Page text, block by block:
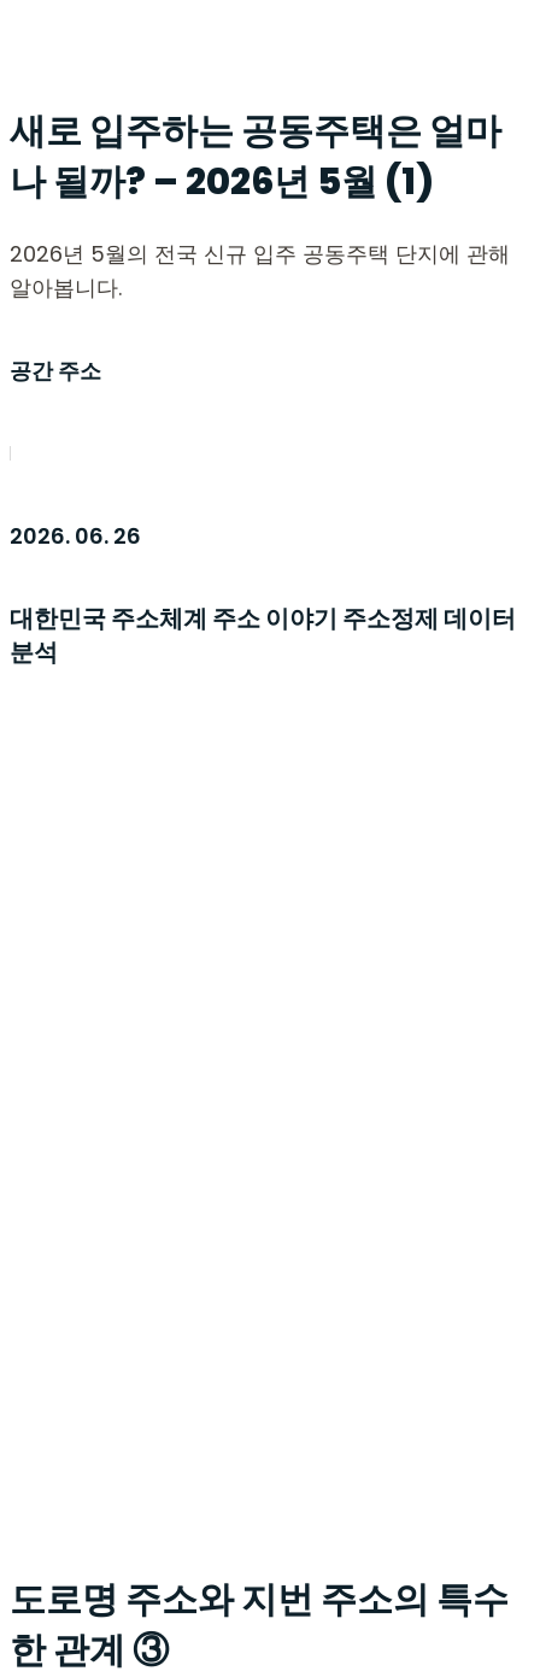
새로 입주하는 공동주택은 얼마
나 될까? – 2026년 5월 (1)
2026년 5월의 전국 신규 입주 공동주택 단지에 관해
알아봅니다.
공간 주소
2026. 06. 26
대한민국 주소체계 주소 이야기 주소정제 데이터
분석
도로명 주소와 지번 주소의 특수
한 관계 ③